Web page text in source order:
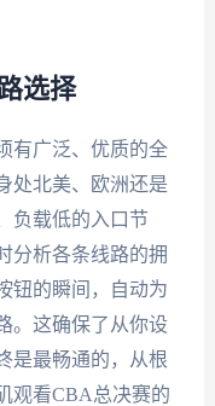
选择
有广泛、优质的全
处北美、欧洲还是
负载低的入口节
分析各条线路的拥
钮的瞬间，自动为
。这确保了从你设
是最畅通的，从根
观看CBA总决赛的